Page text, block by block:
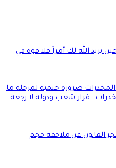
يريد الله لك أمراً فلا قوة في
ضرورة حتمية لمرحلة ما
قرار شعب ودولة لا رجعة
القانون عن ملاحقة حجم